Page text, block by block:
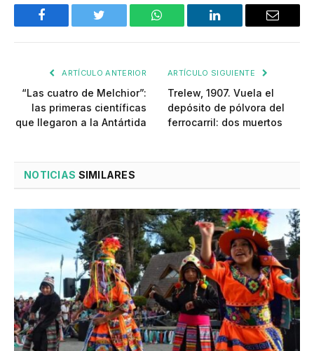
Facebook Twitter WhatsApp LinkedIn Email
ARTÍCULO ANTERIOR
“Las cuatro de Melchior”:
las primeras científicas
que llegaron a la Antártida
ARTÍCULO SIGUIENTE
Trelew, 1907. Vuela el
depósito de pólvora del
ferrocarril: dos muertos
NOTICIAS SIMILARES